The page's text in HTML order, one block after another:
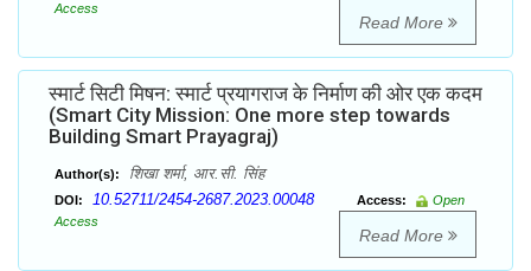
Access
Read More
स्मार्ट सिटी मिषन: स्मार्ट प्रयागराज के निर्माण की ओर एक कदम
(Smart City Mission: One more step towards
Building Smart Prayagraj)
Author(s): शिखा शर्मा, आर.सी. सिंह
DOI: 10.52711/2454-2687.2023.00048 Access:
Open
Access
Read More